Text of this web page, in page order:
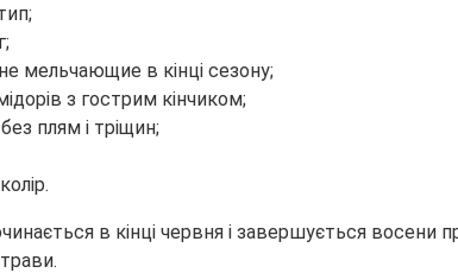
мельчающие в кінці сезону;
з гострим кінчиком;
плям і тріщин;
в кінці червня і завершується